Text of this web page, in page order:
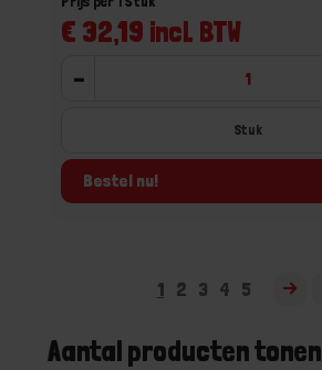
€ 32,19 incl. BTW
-
Stuk
Bestel nu!
1 2 3 4 5
Aantal producten tonen